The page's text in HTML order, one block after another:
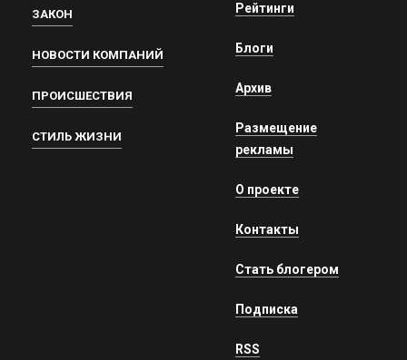
ЗАКОН
НОВОСТИ КОМПАНИЙ
ПРОИСШЕСТВИЯ
СТИЛЬ ЖИЗНИ
Рейтинги
Блоги
Архив
Размещение
рекламы
О проекте
Контакты
Стать блогером
Подписка
RSS